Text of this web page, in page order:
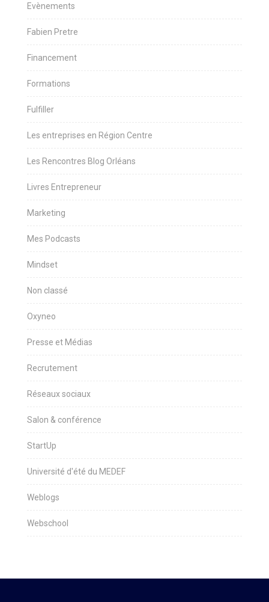
Evènements
Fabien Pretre
Financement
Formations
Fulfiller
Les entreprises en Région Centre
Les Rencontres Blog Orléans
Livres Entrepreneur
Marketing
Mes Podcasts
Mindset
Non classé
Oxyneo
Presse et Médias
Recrutement
Réseaux sociaux
Salon & conférence
StartUp
Université d'été du MEDEF
Weblogs
Webschool